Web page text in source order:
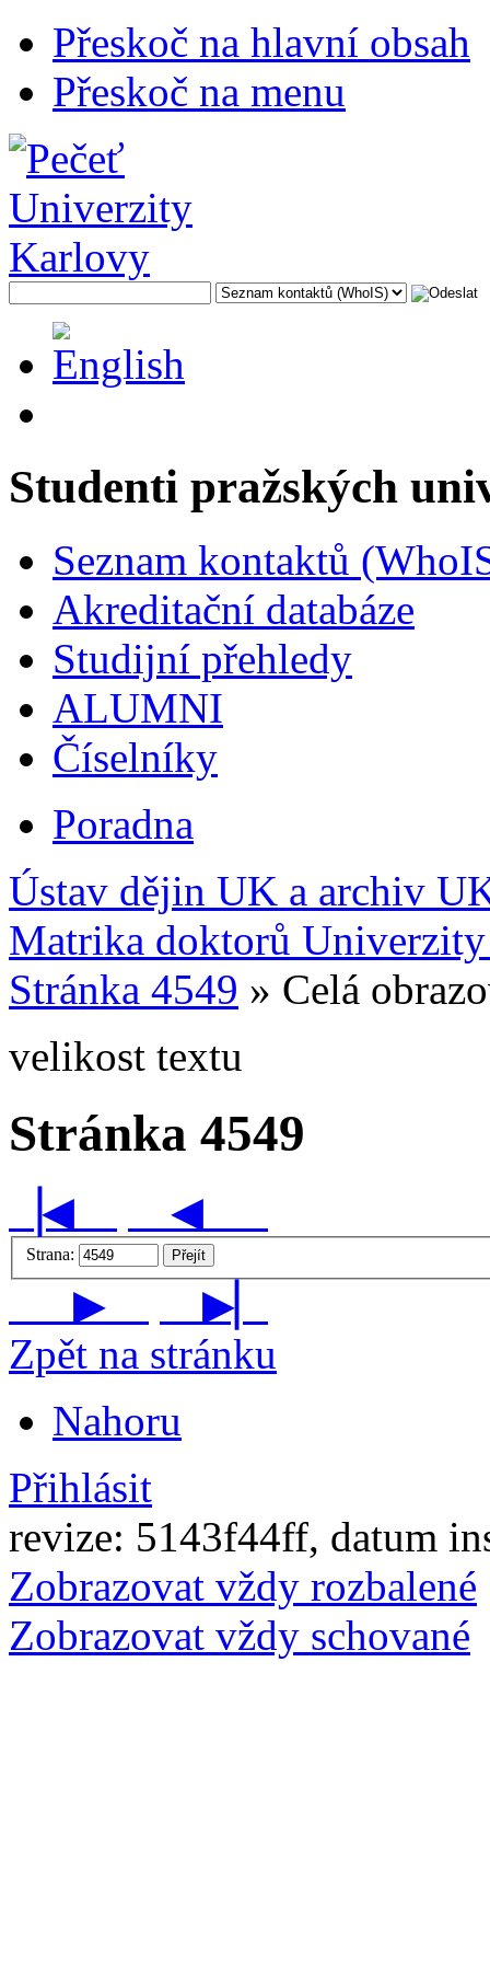
Přeskoč na hlavní obsah
Přeskoč na menu
Studenti pražských
Seznam kontaktů
Akreditační databáze
Studijní přehledy
ALUMNI
Číselníky
Poradna
Ústav dějin UK a archiv
Matrika doktorů
Stránka 4549 » Celá
velikost textu
Stránka 4549
▕◀ ◀
Strana: Přejít
▶
▶▏
Zpět na stránku
Nahoru
Přihlásit
revize: 5143f44ff, datum
Zobrazovat vždy rozbalené
Zobrazovat vždy schované